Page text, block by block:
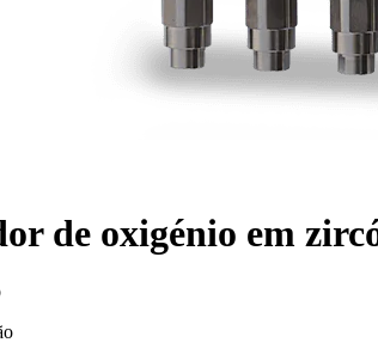
de oxigénio em